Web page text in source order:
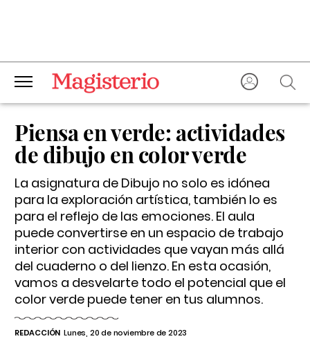
Piensa en verde: actividades
de dibujo en color verde
La asignatura de Dibujo no solo es idónea
para la exploración artística, también lo es
para el reflejo de las emociones. El aula
puede convertirse en un espacio de trabajo
interior con actividades que vayan más allá
del cuaderno o del lienzo. En esta ocasión,
vamos a desvelarte todo el potencial que el
color verde puede tener en tus alumnos.
REDACCIÓN Lunes, 20 de noviembre de 2023